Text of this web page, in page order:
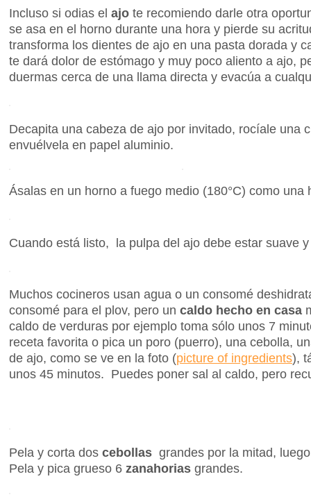
Incluso si odias el ajo te recomiendo darle otra
se asa en el horno durante una hora y pierde su
transforma los dientes de ajo en una pasta dorada y
te dará dolor de estómago y muy poco aliento a ajo,
duermas cerca de una llama directa y evacúa a
Decapita una cabeza de ajo por invitado, rocíale una
envuélvela en papel aluminio.
Ásalas en un horno a fuego medio (180°C) como una
Cuando está listo, la pulpa del ajo debe estar suave
Muchos cocineros usan agua o un consomé
consomé para el plov, pero un caldo hecho en casa
caldo de verduras por ejemplo toma sólo unos 7
receta favorita o pica un poro (puerro), una cebolla,
de ajo, como se ve en la foto (picture of ingredients),
unos 45 minutos. Puedes poner sal al caldo, pero
Pela y corta dos cebollas grandes por la mitad,
Pela y pica grueso 6 zanahorias grandes.